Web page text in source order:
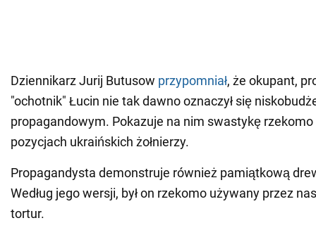
Dziennikarz Jurij Butusow przypomniał, że okupant,
"ochotnik" Łucin nie tak dawno oznaczył się
propagandowym. Pokazuje na nim swastykę
pozycjach ukraińskich żołnierzy.
Propagandysta demonstruje również pamiątkową
Według jego wersji, był on rzekomo używany przez
tortur.